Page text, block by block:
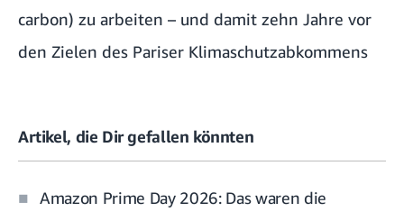
carbon) zu arbeiten – und damit zehn Jahre vor
den Zielen des Pariser Klimaschutzabkommens
Artikel, die Dir gefallen könnten
Amazon Prime Day 2026: Das waren die